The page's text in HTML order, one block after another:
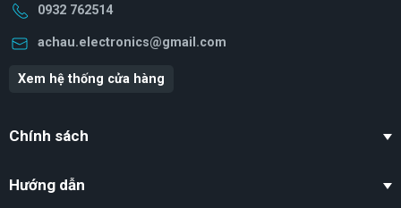
0932 762514
achau.electronics@gmail.com
Xem hệ thống cửa hàng
Chính sách
Hướng dẫn